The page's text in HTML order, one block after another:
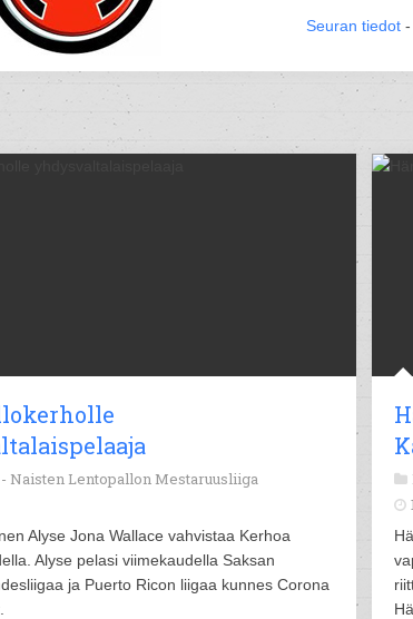
Seuran tiedot -
Naisten Lentopallon Mestaruusliiga
Alyse Jona Wallace vahvistaa Kerhoa
Alyse pelasi viimekaudella Saksan
ja Puerto Ricon liigaa kunnes Corona